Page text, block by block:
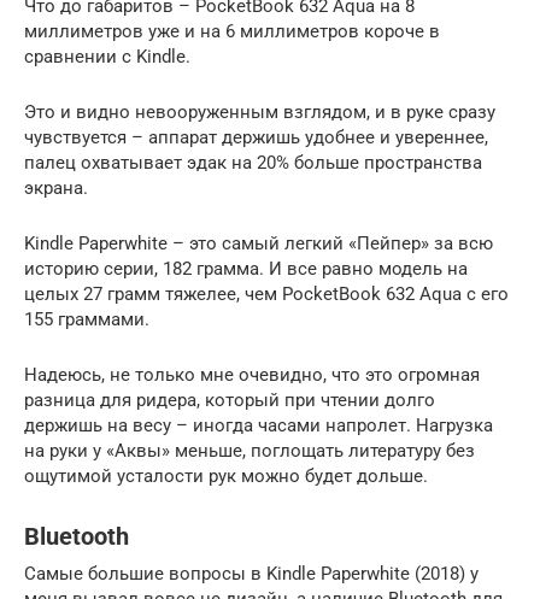
Что до габаритов – PocketBook 632 Aqua на 8
миллиметров уже и на 6 миллиметров короче в
сравнении с Kindle.
Это и видно невооруженным взглядом, и в руке сразу
чувствуется – аппарат держишь удобнее и увереннее,
палец охватывает эдак на 20% больше пространства
экрана.
Kindle Paperwhite – это самый легкий «Пейпер» за всю
историю серии, 182 грамма. И все равно модель на
целых 27 грамм тяжелее, чем PocketBook 632 Aqua с его
155 граммами.
Надеюсь, не только мне очевидно, что это огромная
разница для ридера, который при чтении долго
держишь на весу – иногда часами напролет. Нагрузка
на руки у «Аквы» меньше, поглощать литературу без
ощутимой усталости рук можно будет дольше.
Bluetooth
Самые большие вопросы в Kindle Paperwhite (2018) у